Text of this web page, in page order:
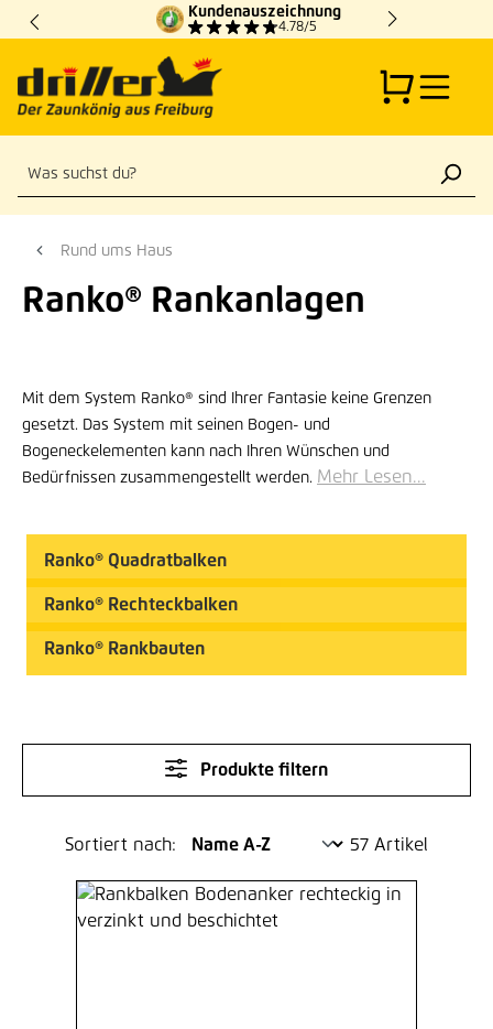
Zum Hauptinhalt springen
Kundenauszeichnung
4.78/5
Rund ums Haus
Ranko® Rankanlagen
Mit dem System Ranko® sind Ihrer Fantasie keine Grenzen
gesetzt. Das System mit seinen Bogen- und
Bogeneckelementen kann nach Ihren Wünschen und
Bedürfnissen zusammengestellt werden. Mehr Lesen...
Ranko® Quadratbalken
Ranko® Rechteckbalken
Ranko® Rankbauten
Produkte filtern
Sortiert nach: 57 Artikel